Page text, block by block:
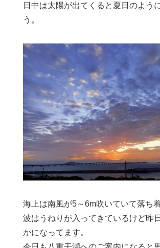
日中は太陽が出てくると夏日のよう
う。
海上は南風が5～6m吹いていて落ち
波はうねりが入ってきているけど昨
かになってます。